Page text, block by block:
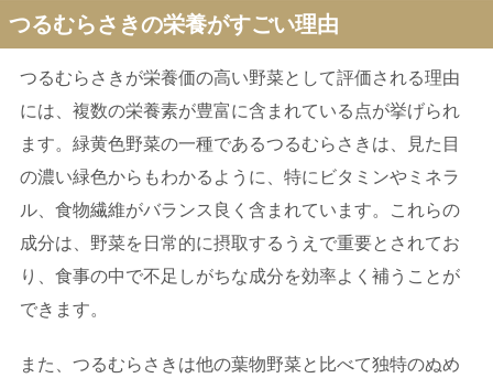
つるむらさきの栄養がすごい理由
つるむらさきが栄養価の高い野菜として評価される理由
には、複数の栄養素が豊富に含まれている点が挙げられ
ます。緑黄色野菜の一種であるつるむらさきは、見た目
の濃い緑色からもわかるように、特にビタミンやミネラ
ル、食物繊維がバランス良く含まれています。これらの
成分は、野菜を日常的に摂取するうえで重要とされてお
り、食事の中で不足しがちな成分を効率よく補うことが
できます。
また、つるむらさきは他の葉物野菜と比べて独特のぬめ